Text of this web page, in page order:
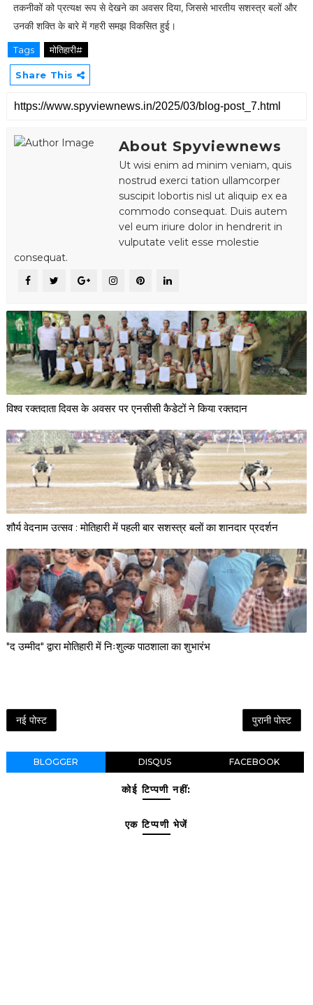
तकनीकों को प्रत्यक्ष रूप से देखने का अवसर दिया, जिससे भारतीय सशस्त्र बलों और
उनकी शक्ति के बारे में गहरी समझ विकसित हुई।
Tags मोतिहारी#
Share This
About Spyviewnews
Ut wisi enim ad minim veniam, quis
nostrud exerci tation ullamcorper
suscipit lobortis nisl ut aliquip ex ea
commodo consequat. Duis autem
vel eum iriure dolor in hendrerit in
vulputate velit esse molestie
consequat.
विश्व रक्तदाता दिवस के अवसर पर एनसीसी कैडेटों ने किया रक्तदान
शौर्य वेदनाम उत्सव : मोतिहारी में पहली बार सशस्त्र बलों का शानदार प्रदर्शन
"द उम्मीद" द्वारा मोतिहारी में निःशुल्क पाठशाला का शुभारंभ
नई पोस्ट पुरानी पोस्ट
BLOGGER DISQUS FACEBOOK
कोई टिप्पणी नहीं:
एक टिप्पणी भेजें